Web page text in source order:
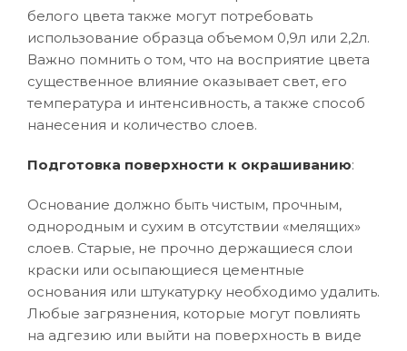
белого цвета также могут потребовать
использование образца объемом 0,9л или 2,2л.
Важно помнить о том, что на восприятие цвета
существенное влияние оказывает свет, его
температура и интенсивность, а также способ
нанесения и количество слоев.
Подготовка поверхности к окрашиванию:
Основание должно быть чистым, прочным,
однородным и сухим в отсутствии «мелящих»
слоев. Старые, не прочно держащиеся слои
краски или осыпающиеся цементные
основания или штукатурку необходимо удалить.
Любые загрязнения, которые могут повлиять
на адгезию или выйти на поверхность в виде